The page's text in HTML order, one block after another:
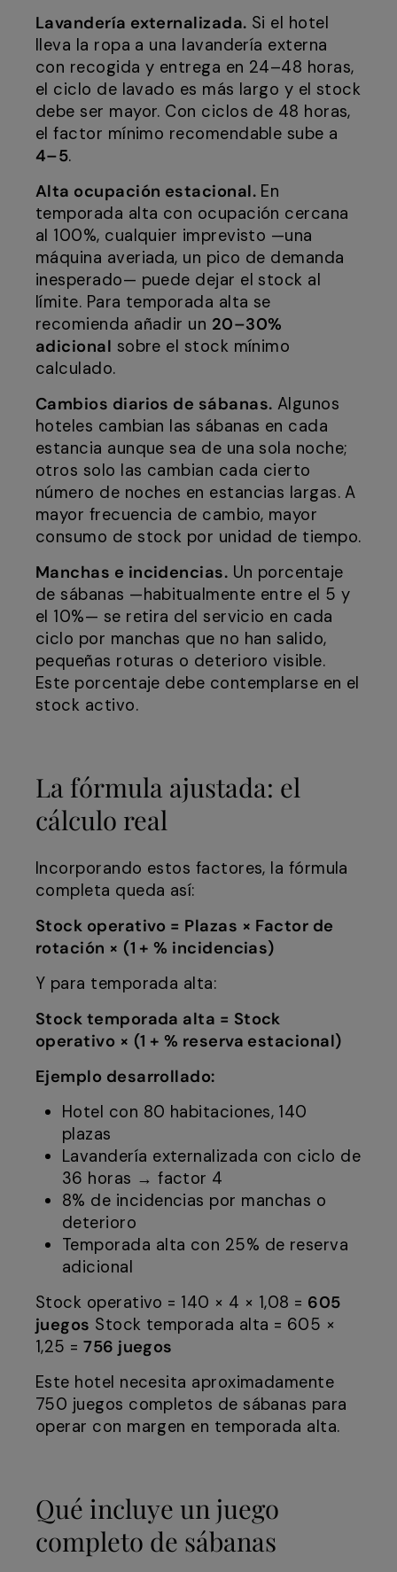
Lavandería externalizada. Si el hotel
lleva la ropa a una lavandería externa
con recogida y entrega en 24–48 horas,
el ciclo de lavado es más largo y el stock
debe ser mayor. Con ciclos de 48 horas,
el factor mínimo recomendable sube a
4–5.
Alta ocupación estacional.En
temporada alta con ocupación cercana
al 100%, cualquier imprevisto —una
máquina averiada, un pico de demanda
inesperado— puede dejar el stock al
límite. Para temporada alta se
recomienda añadir un 20–30%
adicional sobre el stock mínimo
calculado.
Cambios diarios de sábanas. Algunos
hoteles cambian las sábanas en cada
estancia aunque sea de una sola noche;
otros solo las cambian cada cierto
número de noches en estancias largas. A
mayor frecuencia de cambio, mayor
consumo de stock por unidad de tiempo.
Manchas e incidencias. Un porcentaje
de sábanas —habitualmente entre el 5 y
el 10%— se retira del servicio en cada
ciclo por manchas que no han salido,
pequeñas roturas o deterioro visible.
Este porcentaje debe contemplarse en el
stock activo.
La fórmula ajustada: el
cálculo real
Incorporando estos factores, la fórmula
completa queda así:
Stock operativo = Plazas × Factor de
rotación × (1 + % incidencias)
Y para temporada alta:
Stock temporada alta = Stock
operativo × (1 + % reserva estacional)
Ejemplo desarrollado:
Hotel con 80 habitaciones, 140
plazas
Lavandería externalizada con ciclo de
36 horas → factor 4
8% de incidencias por manchas o
deterioro
Temporada alta con 25% de reserva
adicional
Stock operativo = 140 × 4 × 1,08 = 605
juegos Stock temporada alta = 605 ×
1,25 =756 juegos
Este hotel necesita aproximadamente
750 juegos completos de sábanas para
operar con margen en temporada alta.
Qué incluye un juego
completo de sábanas